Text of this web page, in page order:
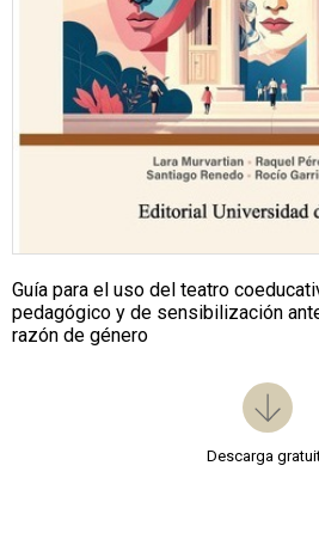
Guía para el uso del teatro
pedagógico y de sensibilización
razón de género
Descarga